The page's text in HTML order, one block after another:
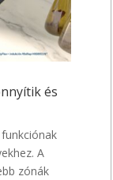
és
A
zónák